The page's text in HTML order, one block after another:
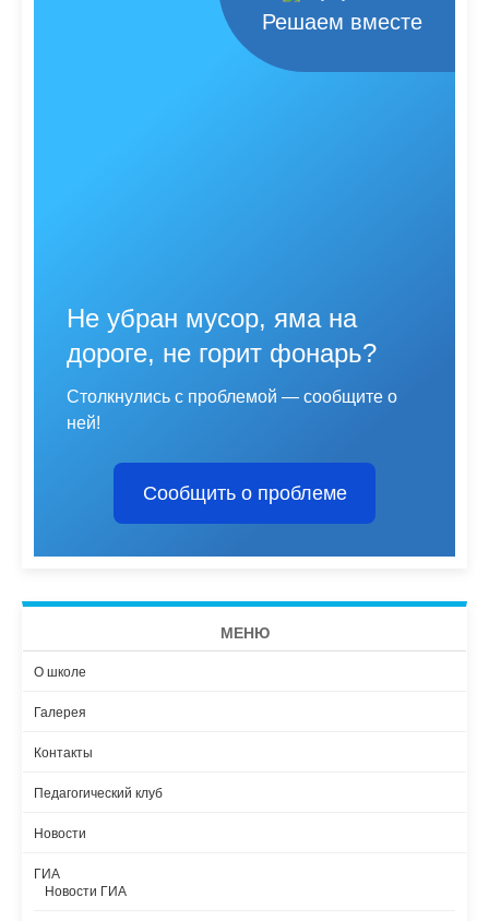
Решаем вместе
Не убран мусор, яма на
дороге, не горит фонарь?
Столкнулись с проблемой — сообщите о
ней!
Сообщить о проблеме
МЕНЮ
О школе
Галерея
Контакты
Педагогический клуб
Новости
ГИА
Новости ГИА